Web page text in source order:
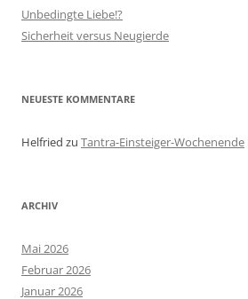
Unbedingte Liebe!?
Sicherheit versus Neugierde
NEUESTE KOMMENTARE
Helfried zu Tantra-Einsteiger-Wochenende
ARCHIV
Mai 2026
Februar 2026
Januar 2026